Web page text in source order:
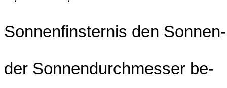
Sonnenfinsternis den Sonnen-
der Sonnendurchmesser be-